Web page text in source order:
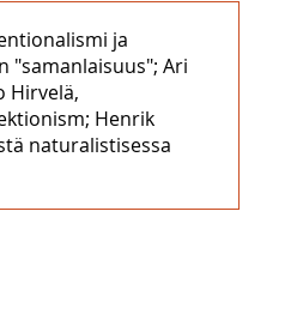
ja
"samanlaisuus"; Ari
Hirvelä,
Henrik
naturalistisessa